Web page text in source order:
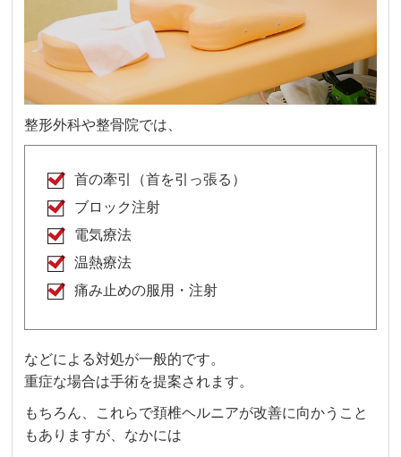
整形外科や整骨院では、
首の牽引（首を引っ張る）
ブロック注射
電気療法
温熱療法
痛み止めの服用・注射
などによる対処が一般的です。
重症な場合は手術を提案されます。
もちろん、これらで頚椎ヘルニアが改善に向かうこと
もありますが、なかには